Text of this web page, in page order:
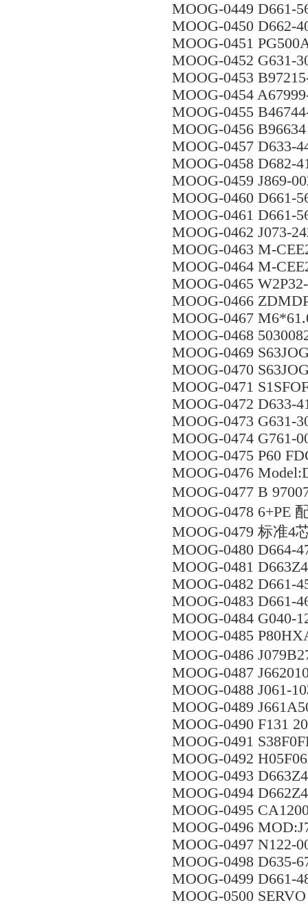
MOOG-0449 D661-
MOOG-0450 D662-
MOOG-0451
MOOG-0452 G631-
MOOG-0453
MOOG-0454
MOOG-0455
MOOG-0456 B96634
MOOG-0457 D633-
MOOG-0458 D682-
MOOG-0459 J869-
MOOG-0460 D661-
MOOG-0461 D661-
MOOG-0462 J073-
MOOG-0463 M-
MOOG-0464 M-
MOOG-0465
MOOG-0466
MOOG-0467
MOOG-0468
MOOG-0469
MOOG-0470
MOOG-0471
MOOG-0472 D633-
MOOG-0473 G631-
MOOG-0474 G761-
MOOG-0475 P60
MOOG-0476
MOOG-0477 B
MOOG-0478 6+PE
MOOG-0479 标准4
MOOG-0480 D664-
MOOG-0481
MOOG-0482 D661-
MOOG-0483 D661-
MOOG-0484 G040-
MOOG-0485
MOOG-0486
MOOG-0487
MOOG-0488 J061-
MOOG-0489
MOOG-0490 F131
MOOG-0491
MOOG-0492
MOOG-0493
MOOG-0494
MOOG-0495
MOOG-0496
MOOG-0497 N122-
MOOG-0498 D635-
MOOG-0499 D661-
MOOG-0500